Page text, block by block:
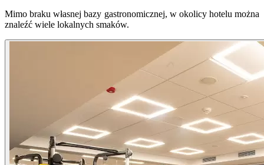
Mimo braku własnej bazy gastronomicznej, w okolicy hotelu można
znaleźć wiele lokalnych smaków.